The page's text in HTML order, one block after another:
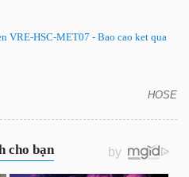
VRE-HSC-MET07 - Bao cao ket qua
HOSE